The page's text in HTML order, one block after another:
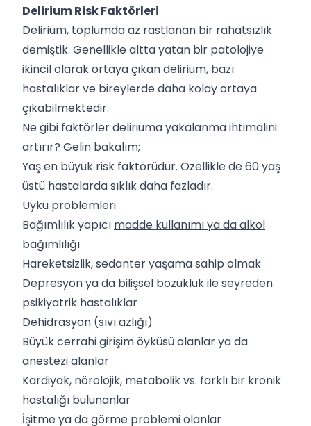
Delirium Risk Faktörleri
Delirium, toplumda az rastlanan bir rahatsızlık
demiştik. Genellikle altta yatan bir patolojiye
ikincil olarak ortaya çıkan delirium, bazı
hastalıklar ve bireylerde daha kolay ortaya
çıkabilmektedir.
Ne gibi faktörler deliriuma yakalanma ihtimalini
artırır? Gelin bakalım;
Yaş en büyük risk faktörüdür. Özellikle de 60 yaş
üstü hastalarda sıklık daha fazladır.
Uyku problemleri
Bağımlılık yapıcı madde kullanımı ya da alkol
bağımlılığı
Hareketsizlik, sedanter yaşama sahip olmak
Depresyon ya da bilişsel bozukluk ile seyreden
psikiyatrik hastalıklar
Dehidrasyon (sıvı azlığı)
Büyük cerrahi girişim öyküsü olanlar ya da
anestezi alanlar
Kardiyak, nörolojik, metabolik vs. farklı bir kronik
hastalığı bulunanlar
İşitme ya da görme problemi olanlar